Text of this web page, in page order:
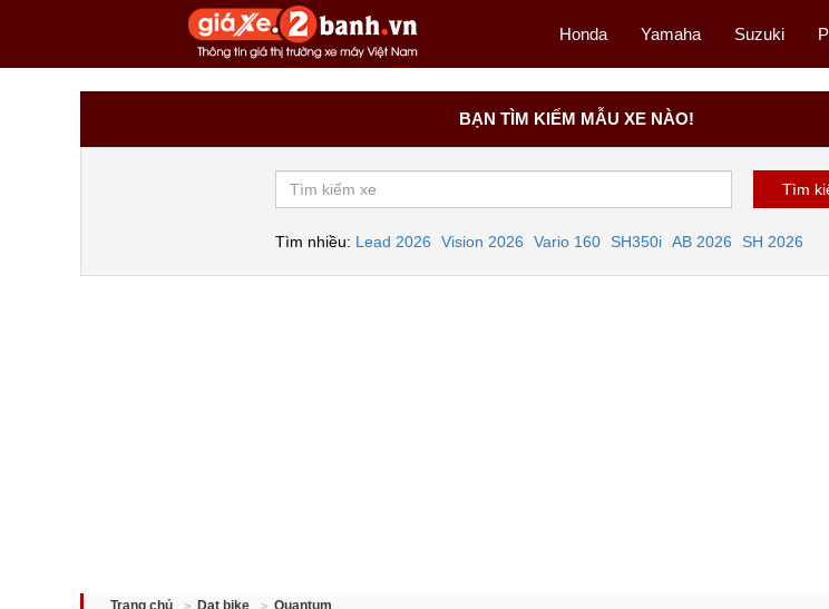
Honda Yamaha Suzuki
BẠN TÌM KIẾM MẪU XE NÀO!
Tìm nhiều: Lead 2026 Vision 2026 Vario 160 SH350i AB 2026 SH 2026
Trang chủ Dat bike Quantum